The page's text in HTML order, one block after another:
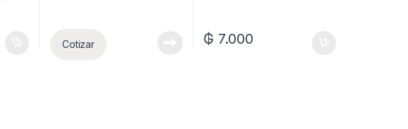
Cotizar ₲ 7.000